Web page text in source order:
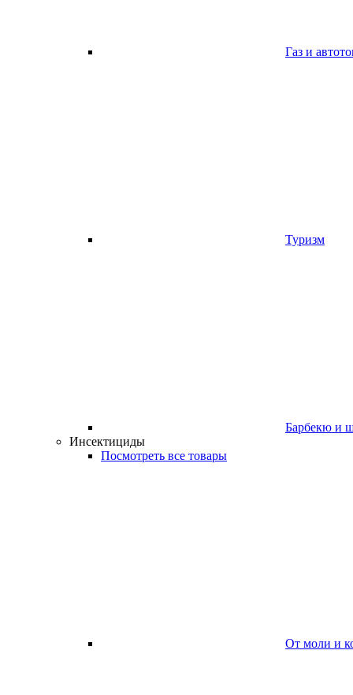
Газ и
Туризм
Барбекю и
Инсектициды
Посмотреть все товары
От моли и